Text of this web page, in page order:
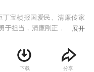
丁宝桢报国爱民、清廉传家
于担当，清廉刚正，爱国爱
政，为官之道彰显了官德
展开
下载 分享